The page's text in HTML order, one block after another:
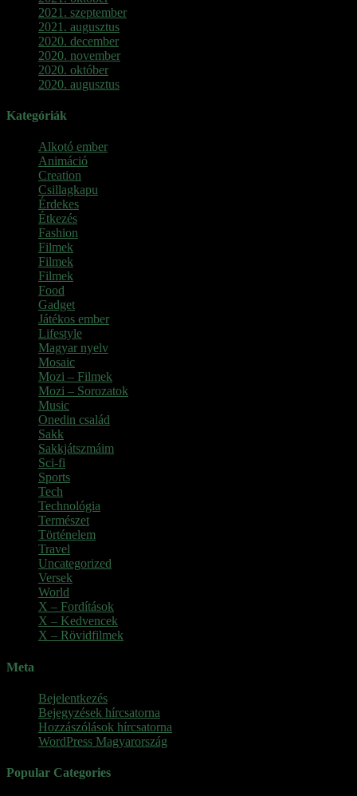
2021. szeptember
2021. augusztus
2020. december
2020. november
2020. október
2020. augusztus
Kategóriák
Alkotó ember
Animáció
Creation
Csillagkapu
Érdekes
Étkezés
Fashion
Filmek
Filmek
Filmek
Food
Gadget
Játékos ember
Lifestyle
Magyar nyelv
Mosaic
Mozi – Filmek
Mozi – Sorozatok
Music
Onedin család
Sakk
Sakkjátszmáim
Sci-fi
Sports
Tech
Technológia
Természet
Történelem
Travel
Uncategorized
Versek
World
X – Fordítások
X – Kedvencek
X – Rövidfilmek
Meta
Bejelentkezés
Bejegyzések hírcsatorna
Hozzászólások hírcsatorna
WordPress Magyarország
Popular Categories